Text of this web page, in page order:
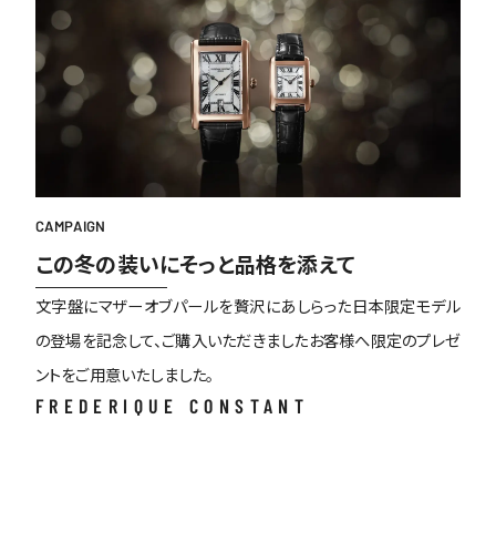
CAMPAIGN
この冬の装いにそっと品格を添えて
文字盤にマザーオブパールを贅沢にあしらった日本限定モデル
の登場を記念して、ご購入いただきましたお客様へ限定のプレゼ
ントをご用意いたしました。
FREDERIQUE CONSTANT